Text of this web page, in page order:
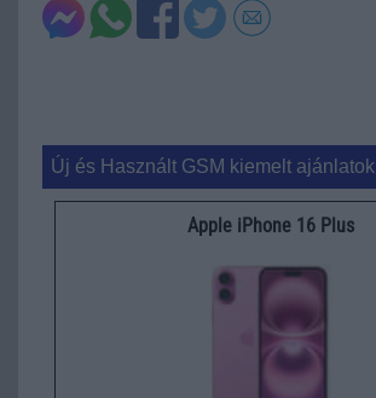
Új és Használt GSM kiemelt ajánlatok
Apple iPhone 16 Plus